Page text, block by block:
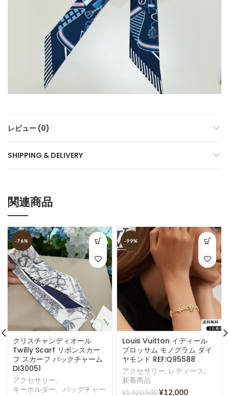
レビュー (0)
SHIPPING & DELIVERY
関連商品
-76%
クリスチャンディオール
Twilly Scarf リボンスカー
フ スカーフ バックチャーム
DI30051
アクセサリー,
キーホルダー、バッグチャー
-99%
Louis Vuitton イディール
ブロッサム モノグラム ダイ
ヤモンド REF:Q95588
アクセサリー, レディース,
新着商品
¥1,420,500¥12,000